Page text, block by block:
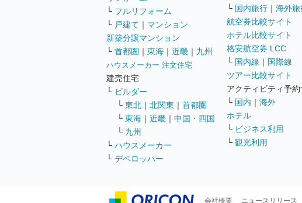
└ フルリフォーム
└ 戸建て ｜ マンション
新築分譲マンション
└ 首都圏 ｜ 東海 ｜ 近畿 ｜ 九州
ハウスメーカー 注文住宅
建売住宅
└ ビルダー
└ 東北 ｜ 北関東 ｜ 首都圏
└ 東海 ｜ 近畿 ｜ 中国・四国
└ 九州
└ ハウスメーカー
└ デベロッパー
└ 国内旅行 ｜ 海外旅
航空券比較サイト
ホテル比較サイト
格安航空券 LCC
└ 国内線 ｜ 国際線
ツアー比較サイト
アクティビティ予約
└ 国内 ｜ 海外
ホテル
└ ビジネス利用
└ 観光利用
会社概要 ニュースリリース